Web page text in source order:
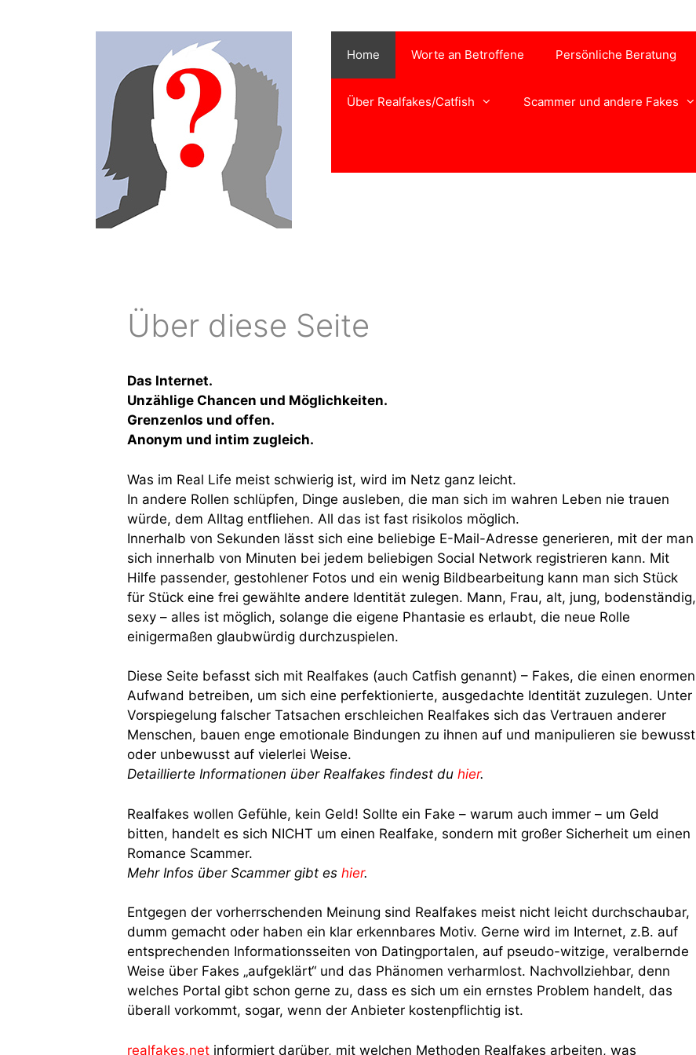
Home Worte an Betroffene Persönliche Beratung
Über Realfakes/Catfish Scammer und andere Fakes
Über diese Seite
Das Internet.
Unzählige Chancen und Möglichkeiten.
Grenzenlos und offen.
Anonym und intim zugleich.
Was im Real Life meist schwierig ist, wird im Netz ganz leicht.
In andere Rollen schlüpfen, Dinge ausleben, die man sich im wahren Leben nie trauen
würde, dem Alltag entfliehen. All das ist fast risikolos möglich.
Innerhalb von Sekunden lässt sich eine beliebige E-Mail-Adresse generieren, mit der man
sich innerhalb von Minuten bei jedem beliebigen Social Network registrieren kann. Mit
Hilfe passender, gestohlener Fotos und ein wenig Bildbearbeitung kann man sich Stück
für Stück eine frei gewählte andere Identität zulegen. Mann, Frau, alt, jung, bodenständig,
sexy – alles ist möglich, solange die eigene Phantasie es erlaubt, die neue Rolle
einigermaßen glaubwürdig durchzuspielen.
Diese Seite befasst sich mit Realfakes (auch Catfish genannt) – Fakes, die einen enormen
Aufwand betreiben, um sich eine perfektionierte, ausgedachte Identität zuzulegen. Unter
Vorspiegelung falscher Tatsachen erschleichen Realfakes sich das Vertrauen anderer
Menschen, bauen enge emotionale Bindungen zu ihnen auf und manipulieren sie bewusst
oder unbewusst auf vielerlei Weise.
Detaillierte Informationen über Realfakes findest du hier.
Realfakes wollen Gefühle, kein Geld! Sollte ein Fake – warum auch immer – um Geld
bitten, handelt es sich NICHT um einen Realfake, sondern mit großer Sicherheit um einen
Romance Scammer.
Mehr Infos über Scammer gibt es hier.
Entgegen der vorherrschenden Meinung sind Realfakes meist nicht leicht durchschaubar,
dumm gemacht oder haben ein klar erkennbares Motiv. Gerne wird im Internet, z.B. auf
entsprechenden Informationsseiten von Datingportalen, auf pseudo-witzige, veralbernde
Weise über Fakes „aufgeklärt“ und das Phänomen verharmlost. Nachvollziehbar, denn
welches Portal gibt schon gerne zu, dass es sich um ein ernstes Problem handelt, das
überall vorkommt, sogar, wenn der Anbieter kostenpflichtig ist.
realfakes.net informiert darüber, mit welchen Methoden Realfakes arbeiten, was